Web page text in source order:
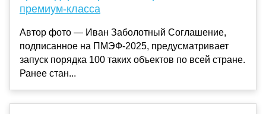
премиум-класса
Автор фото — Иван Заболотный Соглашение,
подписанное на ПМЭФ-2025, предусматривает
запуск порядка 100 таких объектов по всей стране.
Ранее стан...